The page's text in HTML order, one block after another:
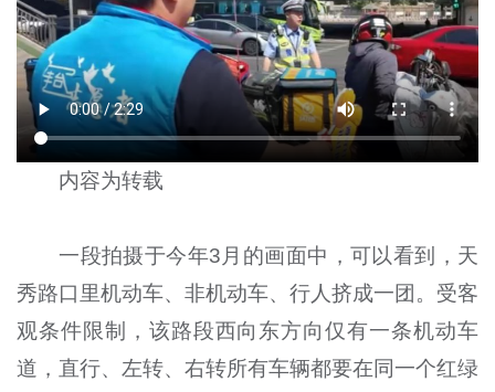
内容为转载
一段拍摄于今年3月的画面中，可以看到，天
秀路口里机动车、非机动车、行人挤成一团。受客
观条件限制，该路段西向东方向仅有一条机动车
道，直行、左转、右转所有车辆都要在同一个红绿